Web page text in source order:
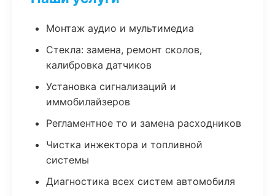
Монтаж аудио и мультимедиа
Стекла: замена, ремонт сколов,
калибровка датчиков
Установка сигнализаций и
иммобилайзеров
Регламентное то и замена расходников
Чистка инжектора и топливной
системы
Диагностика всех систем автомобиля